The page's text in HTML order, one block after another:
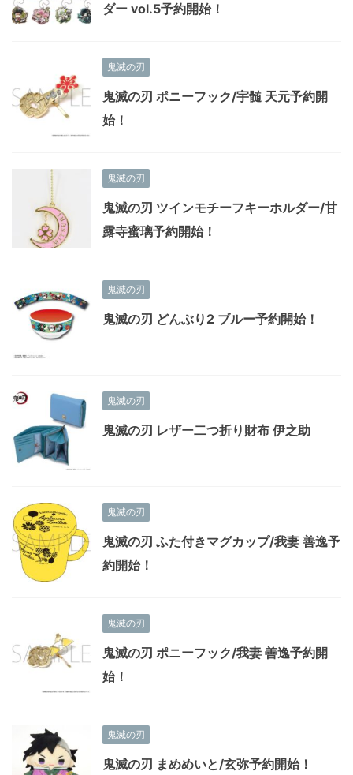
ダー vol.5予約開始！
鬼滅の刃
鬼滅の刃 ポニーフック/宇髄 天元予約開
始！
鬼滅の刃
鬼滅の刃 ツインモチーフキーホルダー/甘
露寺蜜璃予約開始！
鬼滅の刃
鬼滅の刃 どんぶり2 ブルー予約開始！
鬼滅の刃
鬼滅の刃 レザー二つ折り財布 伊之助
鬼滅の刃
鬼滅の刃 ふた付きマグカップ/我妻 善逸予
約開始！
鬼滅の刃
鬼滅の刃 ポニーフック/我妻 善逸予約開
始！
鬼滅の刃
鬼滅の刃 まめめいと/玄弥予約開始！